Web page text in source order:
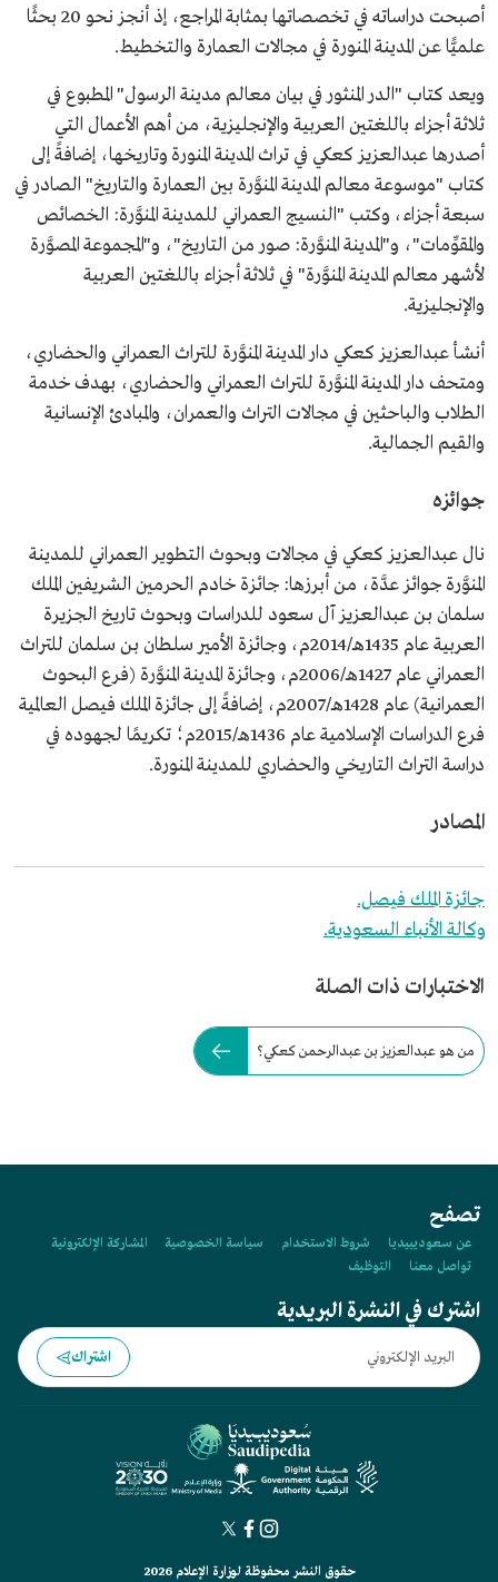
أصبحت دراساته في تخصصاتها بمثابة المراجع، إذ أنجز نحو 20 بحثًا
علميًّا عن المدينة المنورة في مجالات العمارة والتخطيط.
ويعد كتاب "الدر المنثور في بيان معالم مدينة الرسول" المطبوع في
ثلاثة أجزاء باللغتين العربية والإنجليزية، من أهم الأعمال التي
أصدرها عبدالعزيز كعكي في تراث المدينة المنورة وتاريخها، إضافةً إلى
كتاب "موسوعة معالم المدينة المنوَّرة بين العمارة والتاريخ" الصادر في
سبعة أجزاء، وكتب "النسيج العمراني للمدينة المنوَّرة: الخصائص
والمقوِّمات"، و"المدينة المنوَّرة: صور من التاريخ"، و"المجموعة المصوَّرة
لأشهر معالم المدينة المنوَّرة" في ثلاثة أجزاء باللغتين العربية
والإنجليزية.
أنشأ عبدالعزيز كعكي دار المدينة المنوَّرة للتراث العمراني والحضاري،
ومتحف دار المدينة المنوَّرة للتراث العمراني والحضاري، بهدف خدمة
الطلاب والباحثين في مجالات التراث والعمران، والمبادئ الإنسانية
والقيم الجمالية.
جوائزه
نال عبدالعزيز كعكي في مجالات وبحوث التطوير العمراني للمدينة
المنوَّرة جوائز عدَّة، من أبرزها: جائزة خادم الحرمين الشريفين الملك
سلمان بن عبدالعزيز آل سعود للدراسات وبحوث تاريخ الجزيرة
العربية عام 1435هـ/2014م، وجائزة الأمير سلطان بن سلمان للتراث
العمراني عام 1427هـ/2006م، وجائزة المدينة المنوَّرة (فرع البحوث
العمرانية) عام 1428هـ/2007م، إضافةً إلى جائزة الملك فيصل العالمية
فرع الدراسات الإسلامية عام 1436هـ/2015م؛ تكريمًا لجهوده في
دراسة التراث التاريخي والحضاري للمدينة المنورة.
المصادر
جائزة الملك فيصل.
وكالة الأنباء السعودية.
الاختبارات ذات الصلة
من هو عبدالعزيز بن عبدالرحمن كعكي؟
تصفح
عن سعوديبيديا شروط الاستخدام سياسة الخصوصية
المشاركة الإلكترونية
تواصل معنا
التوظيف
اشترك في النشرة البريدية
اشتراك
حقوق النشر محفوظة لوزارة الإعلام 2026